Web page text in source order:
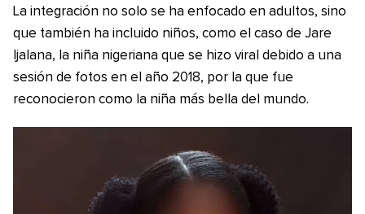
La integración no solo se ha enfocado en adultos, sino
que también ha incluido niños, como el caso de Jare
Ijalana, la niña nigeriana que se hizo viral debido a una
sesión de fotos en el año 2018, por la que fue
reconocieron como la niña más bella del mundo.